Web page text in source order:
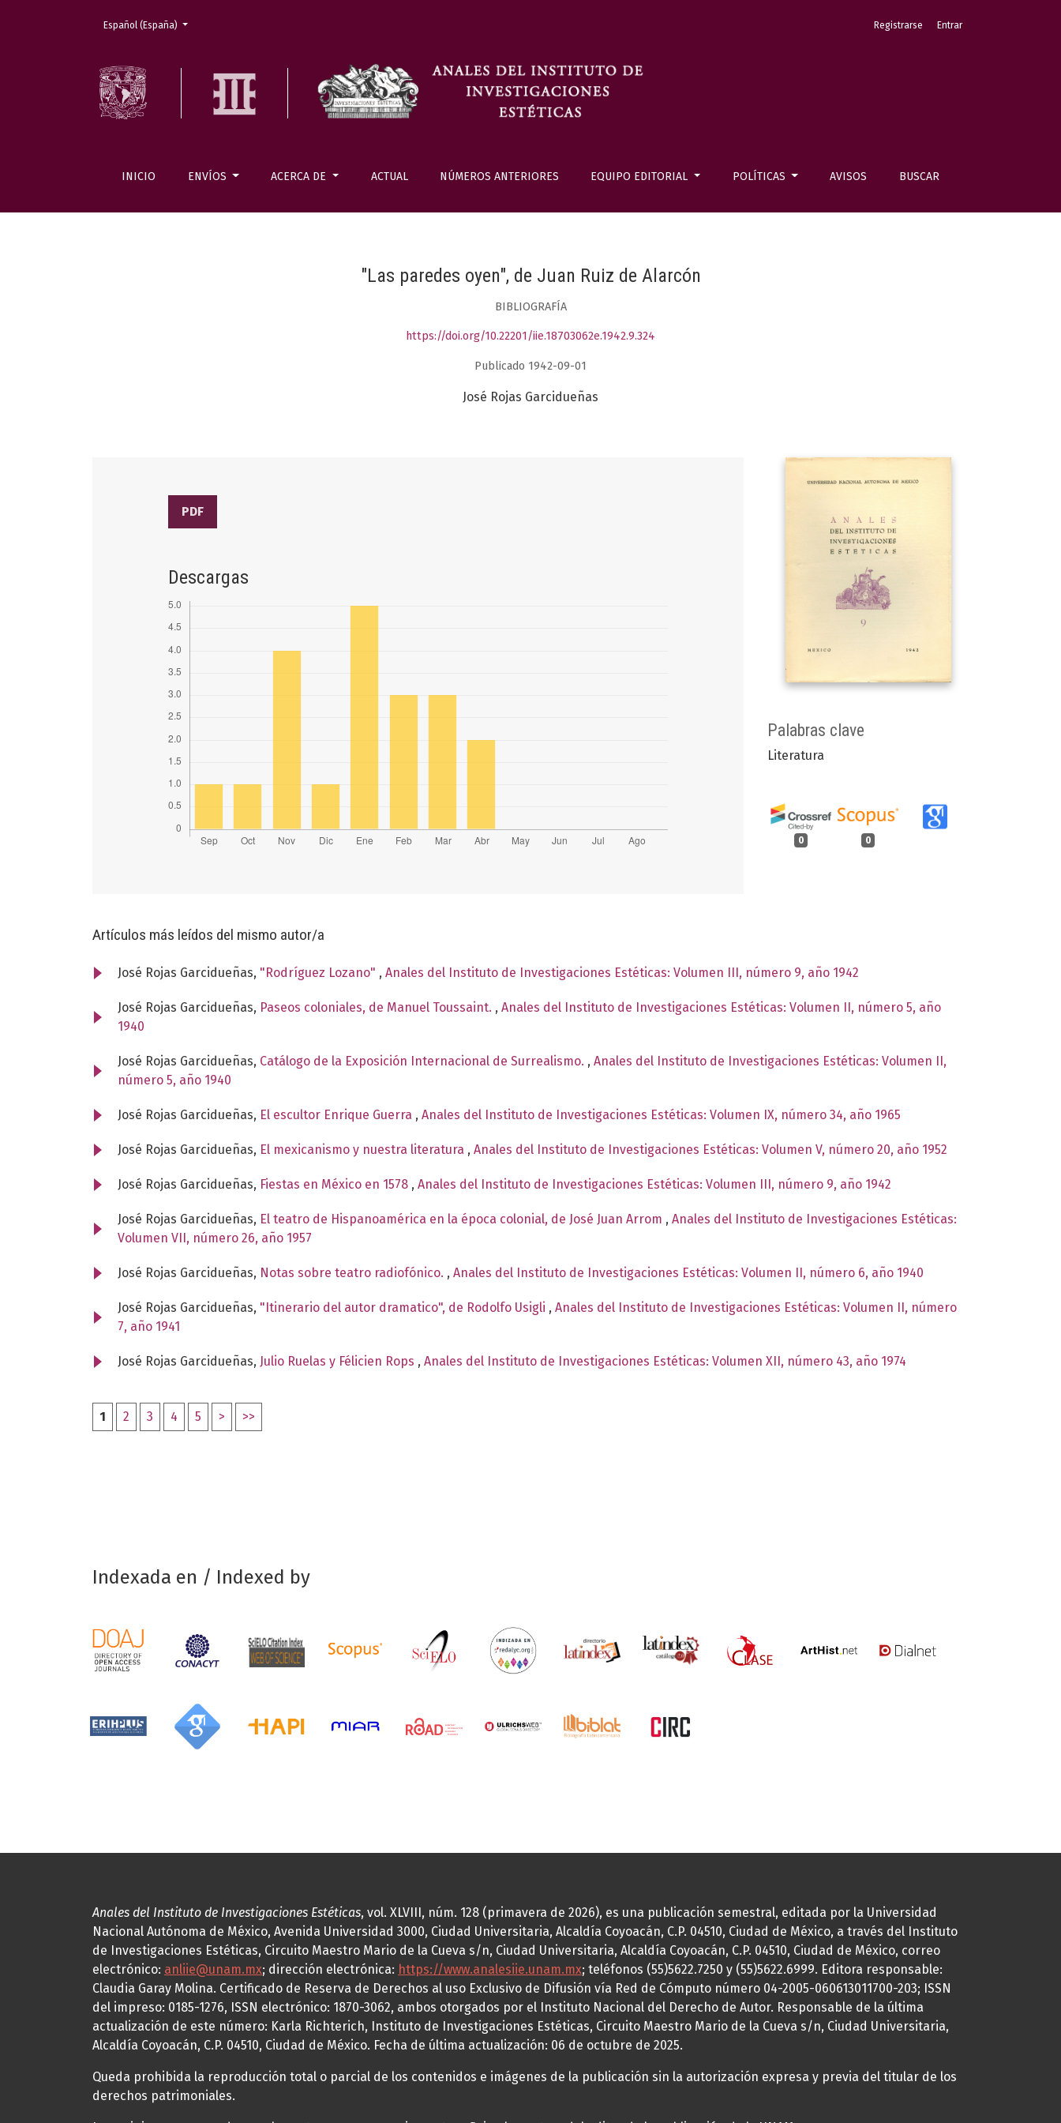
INICIO ENVÍOS ACERCA DE ACTUAL NÚMEROS ANTERIORES EQUIPO EDITORIAL POLÍTICAS AVISOS BUSCAR
Registrarse Entrar
Cambiar el idioma. El actual es:
Español (España)
"Las paredes oyen", de Juan Ruiz de Alarcón
BIBLIOGRAFÍA
https://doi.org/10.22201/iie.18703062e.1942.9.324
Publicado 1942-09-01
José Rojas Garcidueñas
Palabras clave
Literatura
0 0
PDF
Descargas
Artículos más leídos del mismo autor/a
José Rojas Garcidueñas, "Rodríguez Lozano" , Anales del Instituto de Investigaciones Estéticas: Volumen III, número 9, año 1942
José Rojas Garcidueñas, Paseos coloniales, de Manuel Toussaint. , Anales del Instituto de Investigaciones Estéticas: Volumen II, número 5, año
1940
José Rojas Garcidueñas, Catálogo de la Exposición Internacional de Surrealismo. , Anales del Instituto de Investigaciones Estéticas: Volumen II,
número 5, año 1940
José Rojas Garcidueñas, El escultor Enrique Guerra , Anales del Instituto de Investigaciones Estéticas: Volumen IX, número 34, año 1965
José Rojas Garcidueñas, El mexicanismo y nuestra literatura , Anales del Instituto de Investigaciones Estéticas: Volumen V, número 20, año 1952
José Rojas Garcidueñas, Fiestas en México en 1578 , Anales del Instituto de Investigaciones Estéticas: Volumen III, número 9, año 1942
José Rojas Garcidueñas, El teatro de Hispanoamérica en la época colonial, de José Juan Arrom , Anales del Instituto de Investigaciones Estéticas:
Volumen VII, número 26, año 1957
José Rojas Garcidueñas, Notas sobre teatro radiofónico. , Anales del Instituto de Investigaciones Estéticas: Volumen II, número 6, año 1940
José Rojas Garcidueñas, "Itinerario del autor dramatico", de Rodolfo Usigli , Anales del Instituto de Investigaciones Estéticas: Volumen II, número
7, año 1941
José Rojas Garcidueñas, Julio Ruelas y Félicien Rops , Anales del Instituto de Investigaciones Estéticas: Volumen XII, número 43, año 1974
1 2 3 4 5 > >>
Indexada en / Indexed by
Anales del Instituto de Investigaciones Estéticas, vol. XLVIII, núm. 128 (primavera de 2026), es una publicación semestral, editada por la Universidad
Nacional Autónoma de México, Avenida Universidad 3000, Ciudad Universitaria, Alcaldía Coyoacán, C.P. 04510, Ciudad de México, a través del Instituto
de Investigaciones Estéticas, Circuito Maestro Mario de la Cueva s/n, Ciudad Universitaria, Alcaldía Coyoacán, C.P. 04510, Ciudad de México, correo
electrónico: anliie@unam.mx; dirección electrónica: https://www.analesiie.unam.mx; teléfonos (55)5622.7250 y (55)5622.6999. Editora responsable:
Claudia Garay Molina. Certificado de Reserva de Derechos al uso Exclusivo de Difusión vía Red de Cómputo número 04-2005-060613011700-203; ISSN
del impreso: 0185-1276, ISSN electrónico: 1870-3062, ambos otorgados por el Instituto Nacional del Derecho de Autor. Responsable de la última
actualización de este número: Karla Richterich, Instituto de Investigaciones Estéticas, Circuito Maestro Mario de la Cueva s/n, Ciudad Universitaria,
Alcaldía Coyoacán, C.P. 04510, Ciudad de México. Fecha de última actualización: 06 de octubre de 2025.
Queda prohibida la reproducción total o parcial de los contenidos e imágenes de la publicación sin la autorización expresa y previa del titular de los
derechos patrimoniales.